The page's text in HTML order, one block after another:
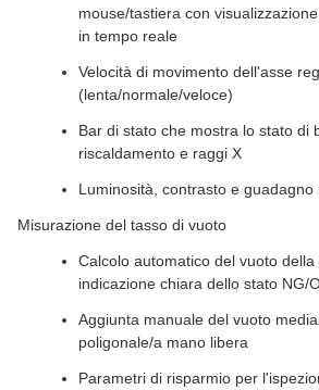
mouse/tastiera con
in tempo reale
Velocità di movimento dell'asse
(lenta/normale/veloce)
Bar di stato che mostra lo stato di
riscaldamento e raggi X
Luminosità, contrasto e guadagno
Misurazione del tasso di vuoto
Calcolo automatico del vuoto
indicazione chiara dello stato NG/
Aggiunta manuale del vuoto
poligonale/a mano libera
Parametri di risparmio per